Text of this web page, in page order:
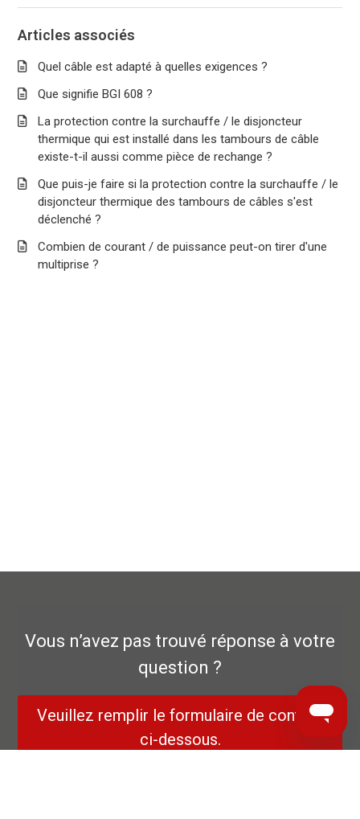
Articles associés
Quel câble est adapté à quelles exigences ?
Que signifie BGI 608 ?
La protection contre la surchauffe / le disjoncteur
thermique qui est installé dans les tambours de câble
existe-t-il aussi comme pièce de rechange ?
Que puis-je faire si la protection contre la surchauffe / le
disjoncteur thermique des tambours de câbles s'est
déclenché ?
Combien de courant / de puissance peut-on tirer d'une
multiprise ?
Vous n’avez pas trouvé réponse à votre
question ?
Veuillez remplir le formulaire de contact
ci-dessous.